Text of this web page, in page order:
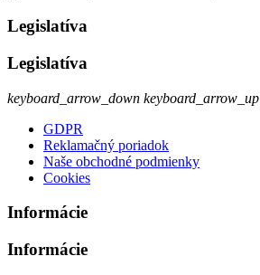
Legislatíva
Legislatíva
keyboard_arrow_down keyboard_arrow_up
GDPR
Reklamačný poriadok
Naše obchodné podmienky
Cookies
Informácie
Informácie